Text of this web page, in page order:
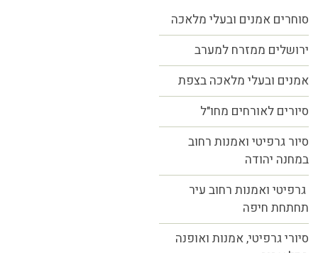
סוחרים אמנים ובעלי מלאכה
ירושלים ממזרח למערב
אמנים ובעלי מלאכה בצפת
סיורים לאורחים מחו"ל
סיור גרפיטי ואמנות רחוב
במחנה יהודה
גרפיטי ואמנות רחוב עיר
תחתחת חיפה
סיורי גרפיטי, אמנות ואופנה